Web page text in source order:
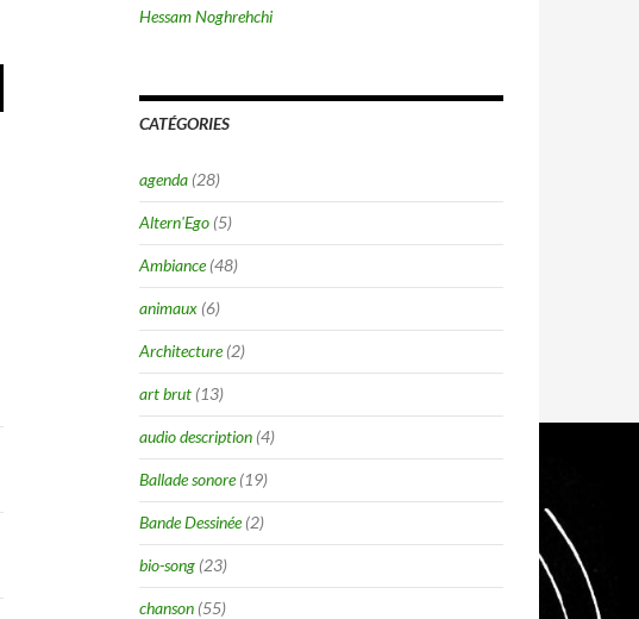
Hessam Noghrehchi
CATÉGORIES
agenda (28)
Altern'Ego (5)
Ambiance(48)
animaux (6)
Architecture(2)
art brut (13)
audio description (4)
Ballade sonore(19)
Bande Dessinée(2)
bio-song (23)
chanson (55)